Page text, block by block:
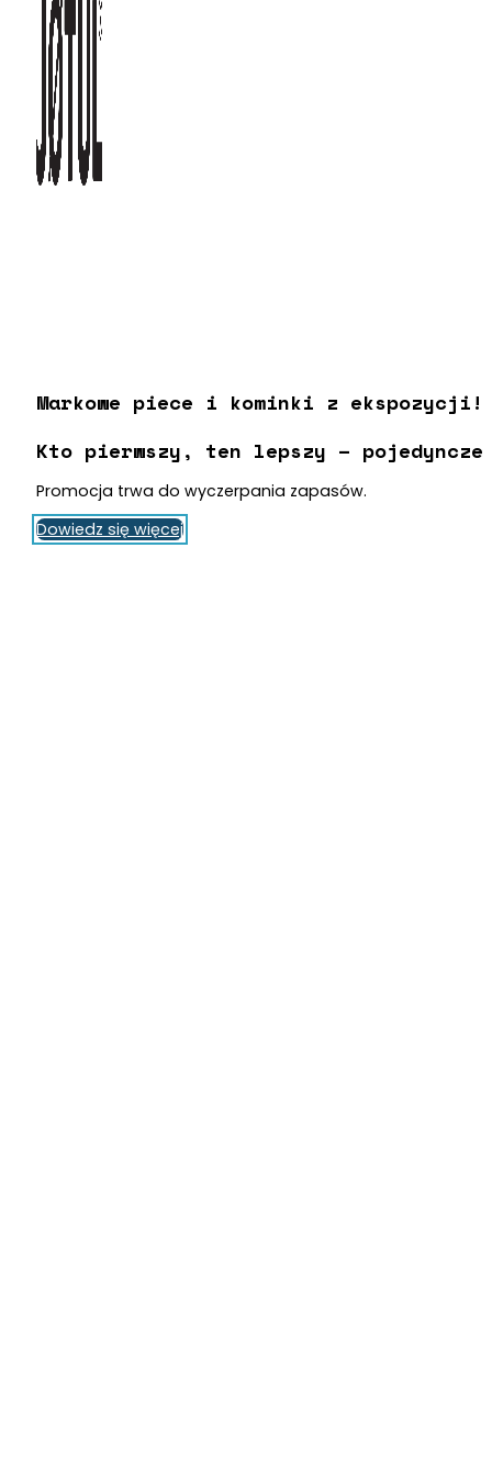
Markowe piece i kominki z
Kto pierwszy, ten lepszy –
Promocja trwa do wyczerpania zapasów.
Dowiedz się więcej